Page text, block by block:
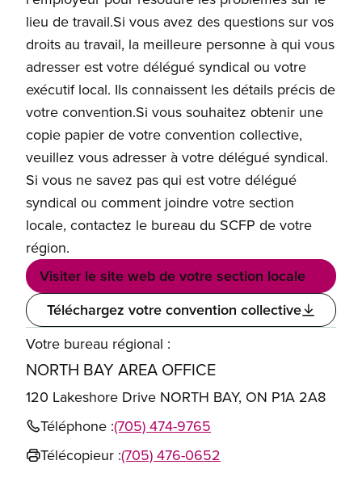
lieu de travail.Si vous avez des questions sur vos
droits au travail, la meilleure personne à qui vous
adresser est votre délégué syndical ou votre
exécutif local. Ils connaissent les détails précis de
votre convention.Si vous souhaitez obtenir une
copie papier de votre convention collective,
veuillez vous adresser à votre délégué syndical.
Si vous ne savez pas qui est votre délégué
syndical ou comment joindre votre section
locale, contactez le bureau du SCFP de votre
région.
Visiter le site web de votre section locale
Téléchargez votre convention collective
Votre bureau régional :
NORTH BAY AREA OFFICE
120 Lakeshore Drive NORTH BAY, ON P1A 2A8
Téléphone :(705) 474-9765
Télécopieur :(705) 476-0652